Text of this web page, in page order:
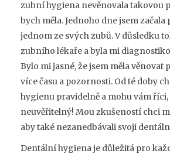
zubní hygiena nevěnovala takovou
bych měla. Jednoho dne jsem
jednom ze svých zubů. V důsledku
zubního lékaře a byla mi
Bylo mi jasné, že jsem měla věnovat
více času a pozornosti. Od té doby
hygienu pravidelně a mohu vám
neuvěřitelný! Mou zkušeností chci
aby také nezanedbávali svoji
Dentální hygiena je důležitá pro